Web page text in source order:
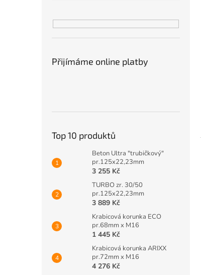
Přijímáme online platby
Top 10 produktů
Beton Ultra "trubičkový"
pr.125x22,23mm
3 255 Kč
TURBO zr. 30/50
pr.125x22,23mm
3 889 Kč
Krabicová korunka ECO
pr.68mm x M16
1 445 Kč
Krabicová korunka ARIXX
pr.72mm x M16
4 276 Kč